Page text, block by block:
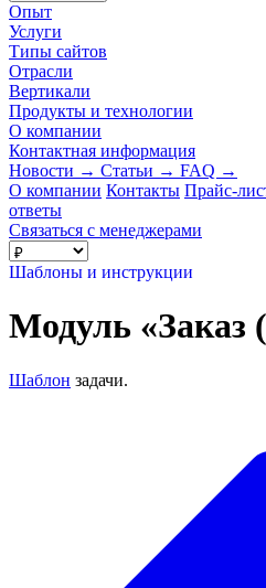
Опыт
Услуги
Типы сайтов
Отрасли
Вертикали
Продукты и технологии
О компании
Контактная информация
Новости → Статьи → FAQ →
О компании Контакты Прайс-
ответы
Связаться с менеджерами
Шаблоны и инструкции
Модуль «Заказ
Шаблон задачи.